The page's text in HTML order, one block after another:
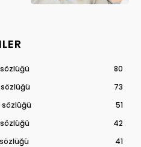
80
73
sözlüğü
51
42
41